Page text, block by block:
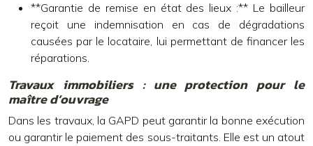
**Garantie de remise en état des lieux :** Le bailleur
reçoit une indemnisation en cas de dégradations
causées par le locataire, lui permettant de financer les
réparations.
Travaux immobiliers : une protection pour le
maître d’ouvrage
Dans les travaux, la GAPD peut garantir la bonne exécution
ou garantir le paiement des sous-traitants. Elle est un atout